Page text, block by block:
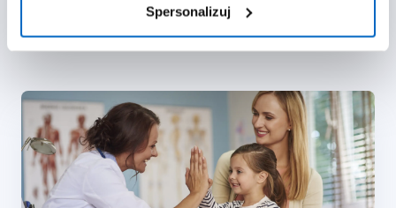
Spersonalizuj
Powiązane artykuły